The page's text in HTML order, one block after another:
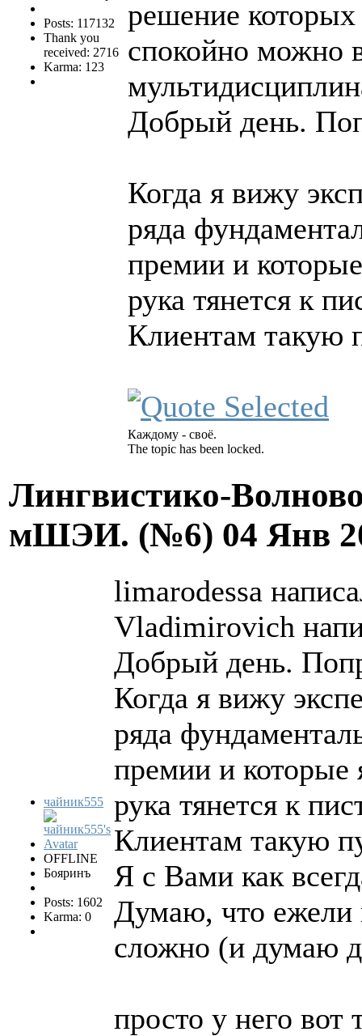
Posts: 117132
Thank you
received: 2716
Karma: 123
решение
спокойно можно
Добрый день.
Когда я вижу
ряда
премии и
рука тянется к
Клиентам такую
Каждому - своё.
The topic has been locked.
Лингвистико-
мШЭИ. (№6) 04 Янв
чайник555
OFFLINE
Бояринъ
Posts: 1602
Karma: 0
limarodessa
Vladimirovich
Добрый день.
Когда я вижу
ряда
премии и которые
рука тянется к
Клиентам такую
Я с Вами как
Думаю, что ежели
сложно (и думаю
просто у него вот